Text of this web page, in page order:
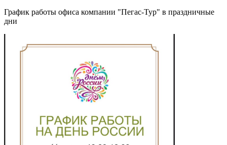
График работы офиса компании "Пегас-Тур" в праздничные
дни